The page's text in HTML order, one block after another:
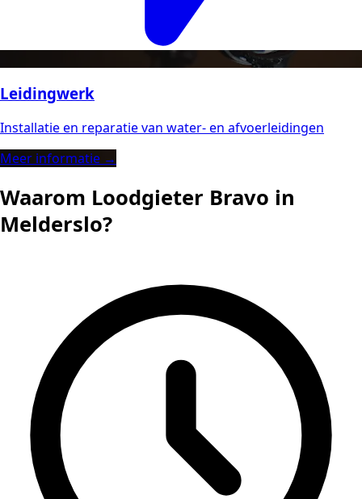
Leidingwerk
Installatie en reparatie van water- en afvoerleidingen
Meer informatie →
Waarom Loodgieter Bravo in
Melderslo?